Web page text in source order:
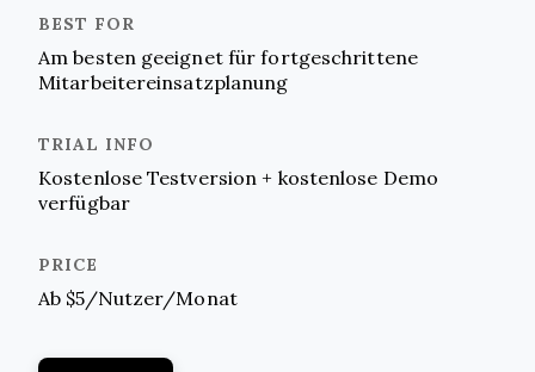
Am besten geeignet für fortgeschrittene
Mitarbeitereinsatzplanung
Kostenlose Testversion + kostenlose Demo
verfügbar
Ab $5/Nutzer/Monat